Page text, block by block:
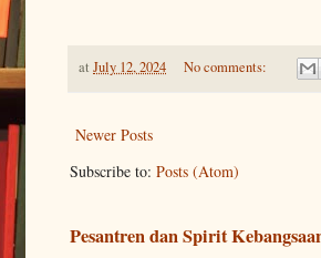
at July 12, 2024 No comments:
Newer Posts
Subscribe to: Posts (Atom)
Pesantren dan Spirit